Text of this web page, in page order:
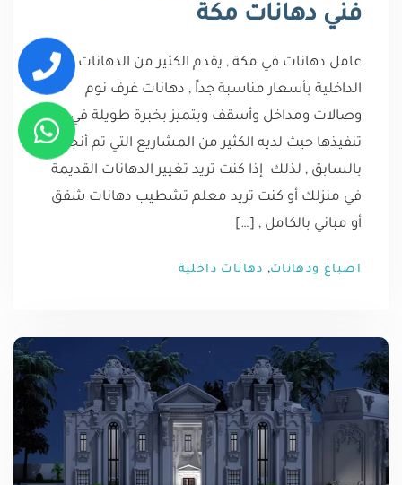
فني دهانات مكة
عامل دهانات في مكة , يقدم الكثير من الدهانات
الداخلية بأسعار مناسبة جداً , دهانات غرف نوم
وصالات ومداخل وأسقف ويتميز بخبرة طويلة في
تنفيذها حيث لديه الكثير من المشاريع التي تم أنجازها
بالسابق , لذلك إذا كنت تريد تغيير الدهانات القديمة
في منزلك أو كنت تريد معلم تشطيب دهانات شقق
أو مباني بالكامل , […]
اصباغ ودهانات, دهانات داخلية